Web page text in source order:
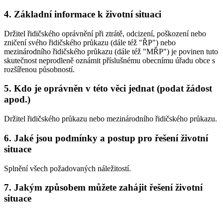
4. Základní informace k životní situaci
Držitel řidičského oprávnění při ztrátě, odcizení, poškození nebo
zničení svého řidičského průkazu (dále též "ŘP") nebo
mezinárodního řidičského průkazu (dále též "MŘP") je povinen tuto
skutečnost neprodleně oznámit příslušnému obecnímu úřadu obce s
rozšířenou působností.
5. Kdo je oprávněn v této věci jednat (podat žádost
apod.)
Držitel řidičského průkazu nebo mezinárodního řidičského průkazu.
6. Jaké jsou podmínky a postup pro řešení životní
situace
Splnění všech požadovaných náležitostí.
7. Jakým způsobem můžete zahájit řešení životní
situace